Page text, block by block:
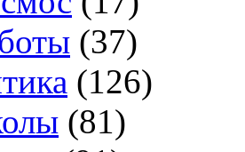
(37)
(126)
(81)